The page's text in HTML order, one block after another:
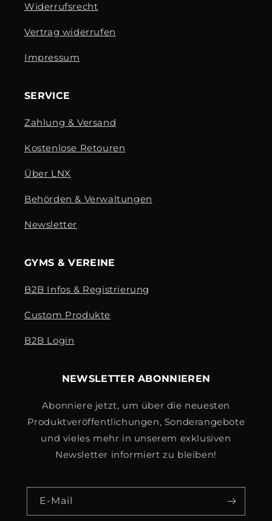
Widerrufsrecht
Vertrag widerrufen
Impressum
SERVICE
Zahlung & Versand
Kostenlose Retouren
Über LNX
Behörden & Verwaltungen
Newsletter
GYMS & VEREINE
B2B Infos & Registrierung
Custom Produkte
B2B Login
NEWSLETTER ABONNIEREN
Abonniere jetzt, um über die neuesten
Produktveröffentlichungen, Sonderangebote
und vieles mehr in unserem exklusiven
Newsletter informiert zu bleiben!
E-Mail